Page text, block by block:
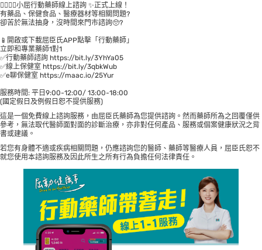
👩‍⚕👨‍⚕小屈行動藥師線上諮詢 ✨正式上線！
有藥品、保健食品、醫療器材等相關問題?
卻苦於無法抽身，沒時間來門市諮詢🥺?
📱開啟或下載屈臣氏APP點擊「行動藥師」
立即和專業藥師1對1
✅行動藥師諮詢 https://bit.ly/3YhYa05
✅線上保健室 https://bit.ly/3qbkWub
✅e聊保健室 https://maac.io/25Yur
服務時間: 平日9:00-12:00/ 13:00-18:00
(國定假日及例假日恕不提供服務)
這是一個免費線上諮詢服務，由屈臣氏藥師為您提供諮詢。然而藥師所為之回覆僅供
參考，無法取代醫師面對面的診斷治療，亦非對任何產品、服務或個案健康狀況之背
書或建議。
若您有身體不適或疾病相關問題，仍應諮詢您的醫師、藥師等醫療人員，屈臣氏恕不
就您使用本諮詢服務及因此所生之所有行為負擔任何法律責任。